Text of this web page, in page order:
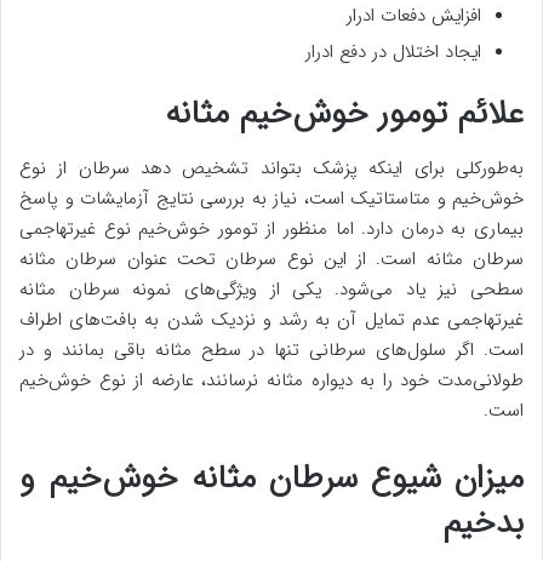
افزایش دفعات ادرار
ایجاد اختلال در دفع ادرار
علائم تومور خوش‌خیم مثانه
به‌طورکلی برای اینکه پزشک بتواند تشخیص دهد سرطان از نوع
خوش‌خیم و متاستاتیک است، نیاز به بررسی نتایج آزمایشات و پاسخ
بیماری به درمان دارد. اما منظور از تومور خوش‌خیم نوع غیرتهاجمی
سرطان مثانه است. از این نوع سرطان تحت عنوان سرطان مثانه
سطحی نیز یاد می‌شود. یکی از ویژگی‌های نمونه سرطان مثانه
غیرتهاجمی عدم تمایل آن به رشد و نزدیک شدن به بافت‌های اطراف
است. اگر سلول‌های سرطانی تنها در سطح مثانه باقی بمانند و در
طولانی‌مدت خود را به دیواره مثانه نرسانند، عارضه از نوع خوش‌خیم
است.
میزان شیوع سرطان مثانه خوش‌خیم و
بدخیم